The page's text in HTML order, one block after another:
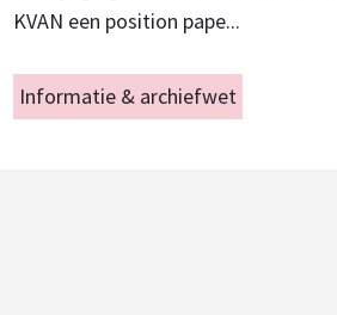
KVAN een position pape...
Informatie & archiefwet